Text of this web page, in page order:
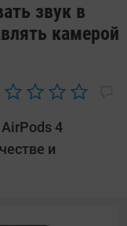
звук в
камерой
4
и